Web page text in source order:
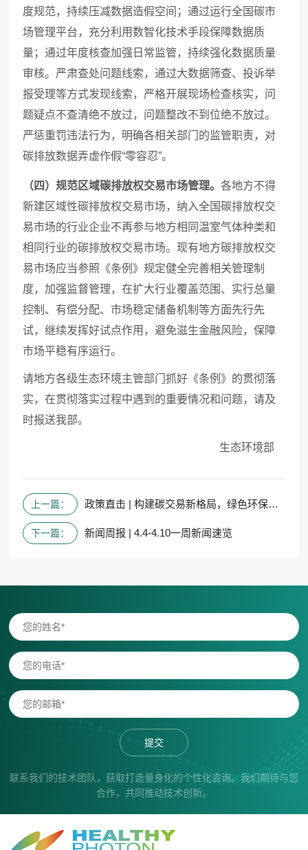
度规范，持续压减数据造假空间；通过运行全国碳市
场管理平台，充分利用数智化技术手段保障数据质
量；通过年度核查加强日常监管，持续强化数据质量
审核。严肃查处问题线索，通过大数据筛查、投诉举
报受理等方式发现线索，严格开展现场检查核实，问
题疑点不查清绝不放过，问题整改不到位绝不放过。
严惩重罚违法行为，明确各相关部门的监管职责，对
碳排放数据弄虚作假“零容忍”。
（四）规范区域碳排放权交易市场管理。各地方不得
新建区域性碳排放权交易市场，纳入全国碳排放权交
易市场的行业企业不再参与地方相同温室气体种类和
相同行业的碳排放权交易市场。现有地方碳排放权交
易市场应当参照《条例》规定健全完善相关管理制
度，加强监督管理，在扩大行业覆盖范围、实行总量
控制、有偿分配、市场稳定储备机制等方面先行先
试，继续发挥好试点作用，避免滋生金融风险，保障
市场平稳有序运行。
请地方各级生态环境主管部门抓好《条例》的贯彻落
实，在贯彻落实过程中遇到的重要情况和问题，请及
时报送我部。
生态环境部
上一篇： 政策直击 | 构建碳交易新格局，绿色环保迈出关键一步！
下一篇： 新闻周报 | 4.4-4.10一周新闻速览
提交
联系我们的技术团队，获取打造量身化的个性化咨询。我们期待与您
合作，共同推动技术创新。